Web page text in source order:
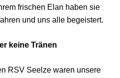
frischen Elan haben sie
und uns alle begeistert.
keine Tränen
RSV Seelze waren unsere